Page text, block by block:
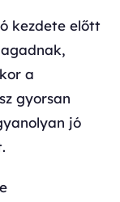
kezdete előtt
a
gyorsan
jó